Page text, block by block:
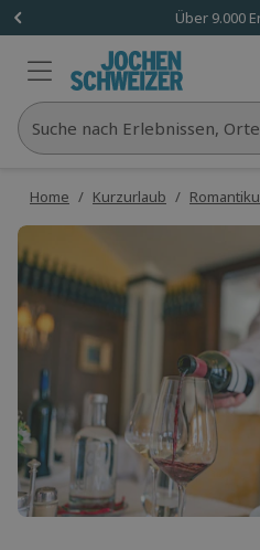
Über 9.000
Suche nach Erlebnissen,
Home / Kurzurlaub /